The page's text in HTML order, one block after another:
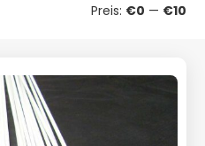
Preis: €0 — €10